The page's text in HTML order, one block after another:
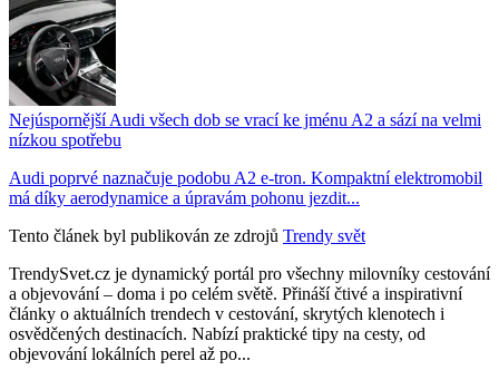
Nejúspornější Audi všech dob se vrací ke jménu A2 a sází na velmi
nízkou spotřebu
Audi poprvé naznačuje podobu A2 e-tron. Kompaktní elektromobil
má díky aerodynamice a úpravám pohonu jezdit...
Tento článek byl publikován ze zdrojů Trendy svět
TrendySvet.cz je dynamický portál pro všechny milovníky cestování
a objevování – doma i po celém světě. Přináší čtivé a inspirativní
články o aktuálních trendech v cestování, skrytých klenotech i
osvědčených destinacích. Nabízí praktické tipy na cesty, od
objevování lokálních perel až po...